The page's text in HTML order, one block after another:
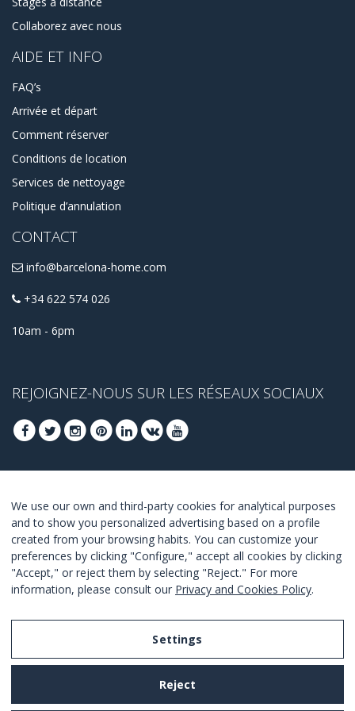
Collaborez avec nous
AIDE ET INFO
FAQ’s
Arrivée et départ
Comment réserver
Conditions de location
Services de nettoyage
Politique d’annulation
CONTACT
info@barcelona-home.com
+34 622 574 026
10am - 6pm
REJOIGNEZ-NOUS SUR LES RÉSEAUX SOCIAUX
MEILLEURES OFFRES
JOINDRE
Je suis d´accord avec les termes et conditions.
We use our own and third-party cookies for analytical purposes
and to show you personalized advertising based on a profile
created from your browsing habits. You can customize your
preferences by clicking "Configure," accept all cookies by clicking
"Accept," or reject them by selecting "Reject." For more
information, please consult our Privacy and Cookies Policy.
Settings
Reject
Legal Notice
Privacy and Cookies Policy